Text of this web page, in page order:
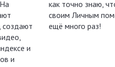
создают
и
и
как точно знаю,
своим Личным
ещё много раз!